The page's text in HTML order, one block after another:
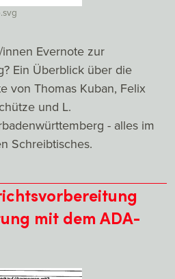
Evernote zur
Ein Überblick über die
von Thomas Kuban, Felix
und L.
- alles im
Schreibtisches.
mit dem ADA-